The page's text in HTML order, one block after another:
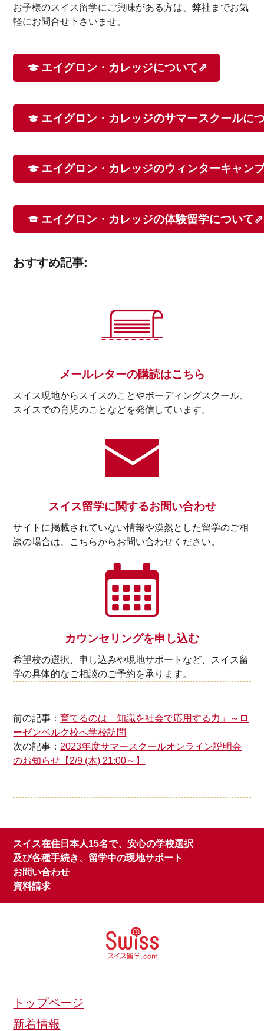
お子様のスイス留学にご興味がある方は、弊社までお気
軽にお問合せ下さいませ。
エイグロン・カレッジについて⇗
エイグロン・カレッジのサマースクールに
エイグロン・カレッジのウィンターキャン
エイグロン・カレッジの体験留学について⇗
おすすめ記事:
メールレターの購読はこちら
スイス現地からスイスのことやボーディングスクール、
スイスでの育児のことなどを発信しています。
スイス留学に関するお問い合わせ
サイトに掲載されていない情報や漠然とした留学のご相
談の場合は、こちらからお問い合わせください。
カウンセリングを申し込む
希望校の選択、申し込みや現地サポートなど、スイス留
学の具体的なご相談のご予約を承ります。
前の記事：育てるのは「知識を社会で応用する力」～ロ
ーゼンベルク校へ学校訪問
次の記事： 2023年度サマースクールオンライン説明会
のお知らせ【2/9 (木) 21:00～】
スイス在住日本人15名で、安心の学校選択
及び各種手続き、留学中の現地サポート
お問い合わせ
資料請求
トップページ
新着情報